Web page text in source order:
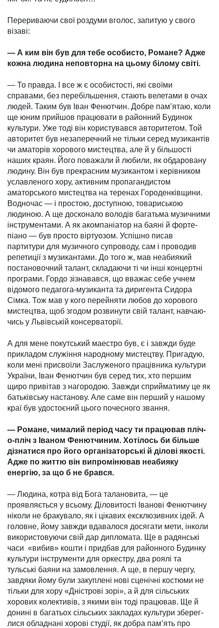
Перериваючи свої роздуми вго­лос, запитую у свого
візаві:
— А ким він був для тебе особис­то, Романе? Адже
кожна людина неповторна на цьому білому світі.
— То правда. І все ж є особистості, які своїми
справами, без перебіль­шення, стають велетами в очах
людей. Таким був Іван Фенютчин. Добре пам’ятаю, коли
ще юним прийшов працювати в районний Будинок
куль­тури. Уже тоді він користувався авторитетом. Той
авторитет був незаперечний не тільки серед музи­кан­тів
чи аматорів хорового мис­тецтва, але й у більшості
наших краян. Його поважали й любили, як обда­ровану
людину. Він був прекрасним музикантом і керівником
услав­леного хору, активним пропагандис­том
аматорського мистецтва на теренах Городенківщини.
Водночас — і простою, доступною, товарись­кою
людиною. А ще досконало воло­дів багатьма музичними
інстру­ментами. А як акомпаніатор на баяні й форте­
піано — був просто віртуо­зом. Успішно писав
партитури для музич­ного супроводу, сам і проводив
репетиції з музикантами. До того ж, мав неабиякий
постановочний та­лант, складаючи ті чи інші концертні
програми. Гордо зізнавався, що вважає себе учнем
відомого педа­гога-музиканта та диригента Сидора
Сімка. Тож мав у кого перейняти любов до хорового
мистецтва, щоб згодом розвинути свій талант, нав­чаю­
чись у Львівській консерваторії.
А для мене покутський маестро був, є і завжди буде
прикладом служіння народному мистецтву. Пригадую,
коли мені присвоїли Заслуженого працівника культури
України, Іван Фенютчин був серед тих, хто першим
щиро привітав з наго­родою. Завжди сприйматиму це як
батьківську настанову. Але саме він перший у нашому
краї був удостоєний цього почесного звання.
— Романе, чималий період часу ти працював пліч-
о-пліч з Іваном Фенютчиним. Хотілось би більше
дізнатися про його організаторські й ділові якості.
Адже по життю він випромінював неабияку
енергію, за що б не брався.
— Людина, котра від Бога талано­вита, — це
проявляється у всьому. Діловитості Іванові Фенютчину
ніко­ли не бра­кувало, як і цікавих ексклю­зив­них ідей. А
головне, йому завжди вдавалося досягати мети, інколи
використо­вуючи свій дар дипломата. Ще в радянські
часи «вибив» кошти і придбав для районного Будинку
культури інструменти для оркестру, два роялі та
тульські баяни на замов­лення. А ще, в першу чергу,
завдяки йому були закуплені нові сценічні костюми не
тільки для хору «Дністрові зорі», а й для сільських
хорових колективів, з якими він тоді працю­вав. Ще й
донині в багатьох сільських зак­ладах культури зберег­
лися об­ладнані хорові студії, як добра пам’ять про